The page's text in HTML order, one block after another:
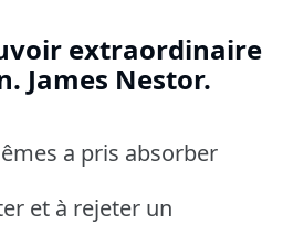
extraordinaire
James Nestor.
a pris absorber
et à rejeter un